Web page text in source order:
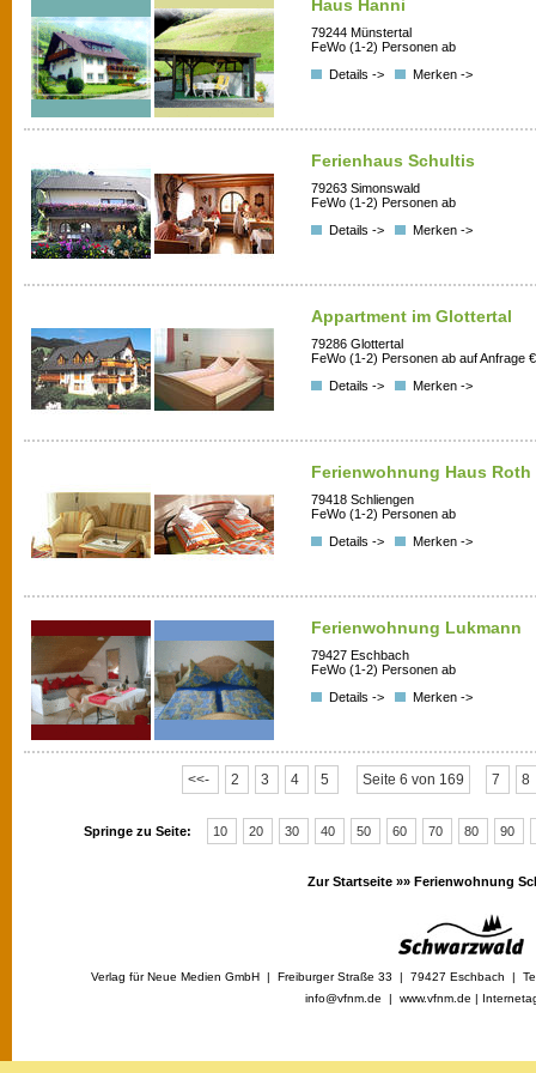
Haus Hanni
79244 Münstertal
FeWo (1-2) Personen ab
Details ->
Merken ->
Ferienhaus Schultis
79263 Simonswald
FeWo (1-2) Personen ab
Details ->
Merken ->
Appartment im Glottertal
79286 Glottertal
FeWo (1-2) Personen ab auf Anfrage €
Details ->
Merken ->
Ferienwohnung Haus Roth
79418 Schliengen
FeWo (1-2) Personen ab
Details ->
Merken ->
Ferienwohnung Lukmann
79427 Eschbach
FeWo (1-2) Personen ab
Details ->
Merken ->
<<- 2 3 4 5 Seite 6 von 169 7 8
Springe zu Seite: 10 20 30 40 50 60 70 80 90
Zur Startseite »» Ferienwohnung
Verlag für Neue Medien GmbH | Freiburger Straße 33 | 79427 Eschbach |
info@vfnm.de | www.vfnm.de |